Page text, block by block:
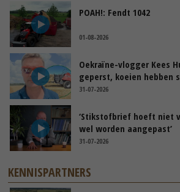
POAH!: Fendt 1042
01-08-2026
Oekraïne-vlogger Kees
geperst, koeien hebben
31-07-2026
‘Stikstofbrief hoeft niet
wel worden aangepast’
31-07-2026
KENNISPARTNERS